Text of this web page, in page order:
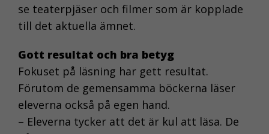
se teaterpjäser och filmer som är kopplade
till det aktuella ämnet.
Gott resultat och bra betyg
Fokuset på läsning har gett resultat.
Förutom de gemensamma böckerna läser
eleverna också på egen hand.
– Eleverna tycker att det är kul att läsa. De